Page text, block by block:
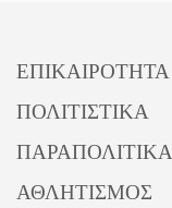
ΕΠΙΚΑΙΡΟΤΗΤΑ
ΠΟΛΙΤΙΣΤΙΚΑ
ΠΑΡΑΠΟΛΙΤΙΚΑ
ΑΘΛΗΤΙΣΜΟΣ